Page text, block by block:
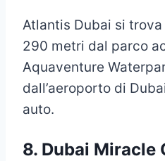
Atlantis Dubai si trova
290 metri dal parco
Aquaventure
dall’aeroporto di
auto.
8. Dubai Miracle